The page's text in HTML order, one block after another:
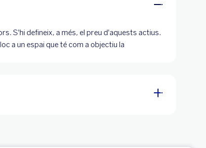
S'hi defineix, a més, el preu d'aquests actius.
a un espai que té com a objectiu la